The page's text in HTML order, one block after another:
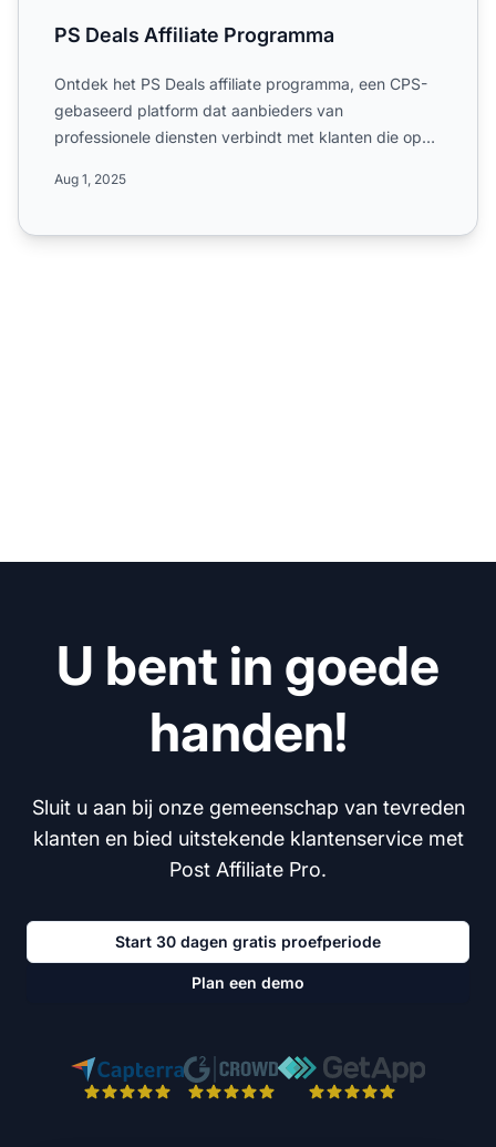
PS Deals Affiliate Programma
Ontdek het PS Deals affiliate programma, een CPS-
gebaseerd platform dat aanbieders van
professionele diensten verbindt met klanten die op
Aug 1, 2025
U bent in goede
handen!
Sluit u aan bij onze gemeenschap van tevreden
klanten en bied uitstekende klantenservice met
Post Affiliate Pro.
Start 30 dagen gratis proefperiode
Plan een demo